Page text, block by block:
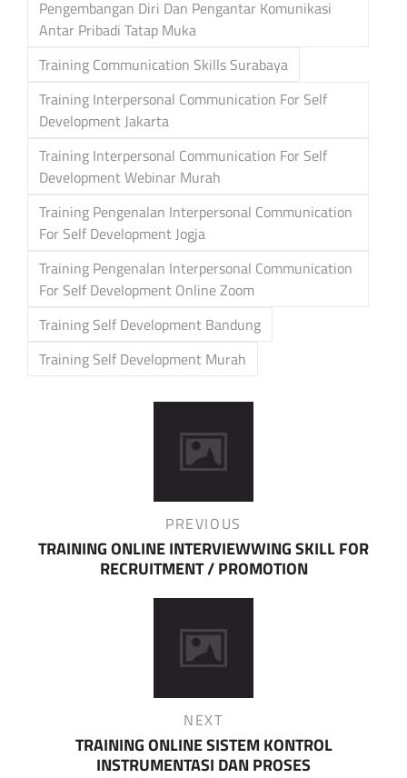
Pengembangan Diri Dan Pengantar Komunikasi
Antar Pribadi Tatap Muka
Training Communication Skills Surabaya
Training Interpersonal Communication For Self
Development Jakarta
Training Interpersonal Communication For Self
Development Webinar Murah
Training Pengenalan Interpersonal Communication
For Self Development Jogja
Training Pengenalan Interpersonal Communication
For Self Development Online Zoom
Training Self Development Bandung
Training Self Development Murah
Post
PREVIOUS
TRAINING ONLINE INTERVIEWWING SKILL FOR
RECRUITMENT / PROMOTION
NEXT
TRAINING ONLINE SISTEM KONTROL
INSTRUMENTASI DAN PROSES